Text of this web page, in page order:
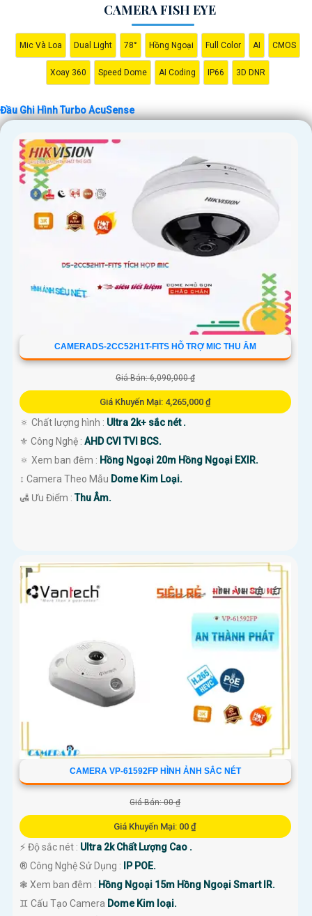
CAMERA FISH EYE
Mic Và Loa Dual Light 78° Hồng Ngoại Full Color AI CMOS
Xoay 360 Speed Dome AI Coding IP66 3D DNR
Đầu Ghi Hình Turbo AcuSense
CAMERADS-2CC52H1T-FITS HỖ TRỢ MIC THU ÂM
Giá Bán: 6,090,000 ₫
Giá Khuyến Mại: 4,265,000 ₫
🔅 Chất lượng hình : Ultra 2k+ sắc nét .
⚜️ Công Nghệ : AHD CVI TVI BCS.
🔅 Xem ban đêm : Hồng Ngoại 20m Hồng Ngoại EXIR.
↕️ Camera Theo Mẫu Dome Kim Loại.
️🛃 Ưu Điểm :Thu Âm.
CAMERA VP-61592FP HÌNH ẢNH SẮC NÉT
Giá Bán: 00 ₫
Giá Khuyến Mại: 00 ₫
️⚡ Độ sắc nét : Ultra 2k Chất Lượng Cao .
®️ Công Nghệ Sử Dụng :
IP POE.
❃ Xem ban đêm : Hồng Ngoại 15m Hồng Ngoại Smart IR.
♊ Cấu Tạo Camera Dome Kim loại.